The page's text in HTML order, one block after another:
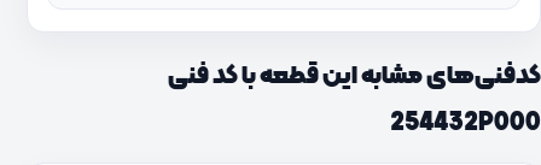
کدفنی‌های مشابه این قطعه با کد فنی
254432P000